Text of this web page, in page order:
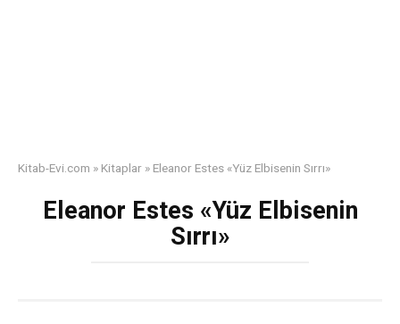
Kitab-Evi.com » Kitaplar » Eleanor Estes «Yüz Elbisenin Sırrı»
Eleanor Estes «Yüz Elbisenin
Sırrı»